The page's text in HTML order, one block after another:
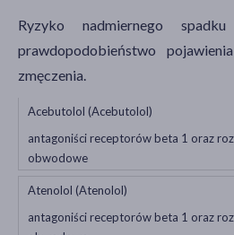
Ryzyko nadmiernego
prawdopodobieństwo
zmęczenia.
Acebutolol (Acebutolol)
antagoniści receptorów beta 1 oraz
obwodowe
Atenolol (Atenolol)
antagoniści receptorów beta 1 oraz